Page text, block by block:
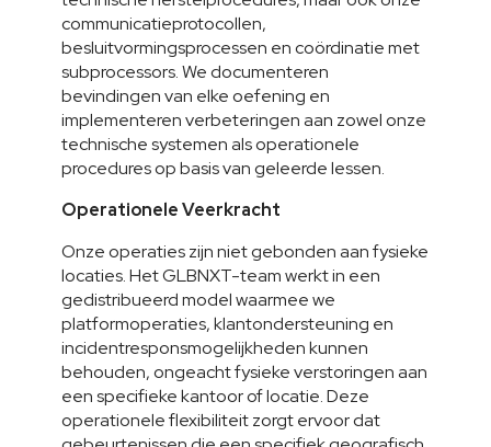
communicatieprotocollen,
besluitvormingsprocessen en coördinatie met
subprocessors. We documenteren
bevindingen van elke oefening en
implementeren verbeteringen aan zowel onze
technische systemen als operationele
procedures op basis van geleerde lessen.
Operationele Veerkracht
Onze operaties zijn niet gebonden aan fysieke
locaties. Het GLBNXT-team werkt in een
gedistribueerd model waarmee we
platformoperaties, klantondersteuning en
incidentresponsmogelijkheden kunnen
behouden, ongeacht fysieke verstoringen aan
een specifieke kantoor of locatie. Deze
operationele flexibiliteit zorgt ervoor dat